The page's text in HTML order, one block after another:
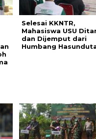
Selesai KKNTR,
Mahasiswa USU
dan Dijemput dari
Humbang